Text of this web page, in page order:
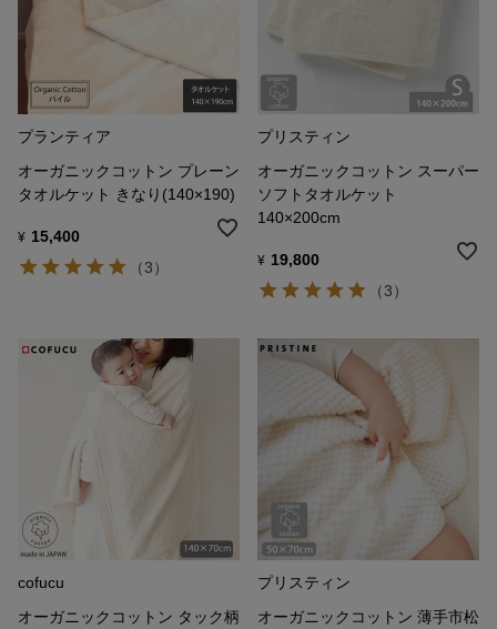
プランティア
オーガニックコットン プレーン
タオルケット きなり(140×190)
¥ 15,400
（3）
プリスティン
オーガニックコットン スーパー
ソフトタオルケット
140×200cm
¥ 19,800
（3）
cofucu
オーガニックコットン タック柄
プリスティン
オーガニックコットン 薄手市松